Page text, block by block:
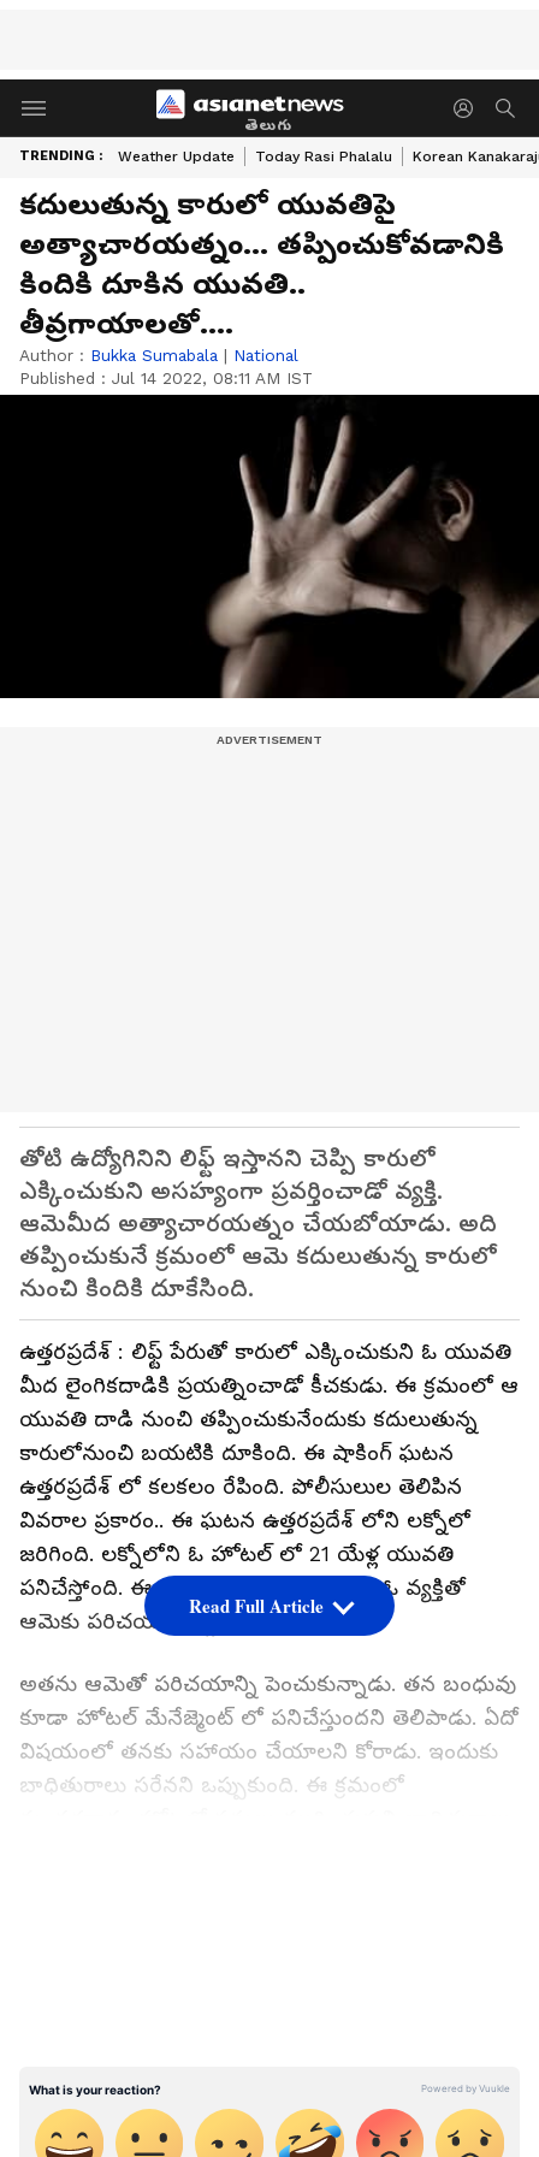
తెలుగు
TRENDING : Weather Update Today Rasi Phalalu Korean
కదులుతున్న కారులో యువతిపై
అత్యాచారయత్నం... తప్పించుకోవడానికి
కిందికి దూకిన యువతి..
తీవ్రగాయాలతో....
Author : Bukka Sumabala | National
Published : Jul 14 2022, 08:11 AM IST
తోటి ఉద్యోగినిని లిఫ్ట్ ఇస్తానని చెప్పి కారులో
ఎక్కించుకుని అసహ్యంగా ప్రవర్తించాడో వ్యక్తి.
ఆమెమీద అత్యాచారయత్నం చేయబోయాడు. అది
తప్పించుకునే క్రమంలో ఆమె కదులుతున్న కారులో
నుంచి కిందికి దూకేసింది.
ఉత్తరప్రదేశ్ : లిఫ్ట్ పేరుతో కారులో ఎక్కించుకుని ఓ యువతి
మీద లైంగికదాడికి ప్రయత్నించాడో కీచకుడు. ఈ క్రమంలో ఆ
యువతి దాడి నుంచి తప్పించుకునేందుకు కదులుతున్న
కారులోనుంచి బయటికి దూకింది. ఈ షాకింగ్ ఘటన
ఉత్తరప్రదేశ్ లో కలకలం రేపింది. పోలీసులుల తెలిపిన
వివరాల ప్రకారం.. ఈ ఘటన ఉత్తరప్రదేశ్ లోని లక్నోలో
జరిగింది. లక్నోలోని ఓ హోటల్ లో 21 యేళ్ల యువతి
పనిచేస్తోంది. ఈ క్రమంలో హోటల్లో పనిచేసే ఓ వ్యక్తితో
ఆమెకు పరిచయం ఏర్పడింది.
అతను ఆమెతో పరిచయాన్ని పెంచుకున్నాడు. తన బంధువు
కూడా హోటల్ మేనేజ్మెంట్ లో పనిచేస్తుందని తెలిపాడు. ఏదో
విషయంలో తనకు సహాయం చేయాలని కోరాడు. ఇందుకు
బాధితురాలు సరేనని ఒప్పుకుంది. ఈ క్రమంలో
దీంతో యువతి కంగు తిన్నది. బాధితురాలు కారు ఆపాలని
ఎంతగా కోరినా ఆపలేదు. అసభ్యప్రవర్తన అలాగే
కొనసాగించాడు. దీంతో janeshwar mishra పార్కు వద్ద
Read Full Article